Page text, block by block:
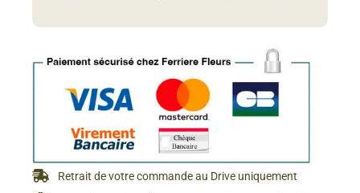
Retrait de votre commande au Drive uniquement